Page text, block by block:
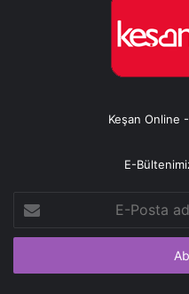
Keşan Online
E-
Posta
adresinizi